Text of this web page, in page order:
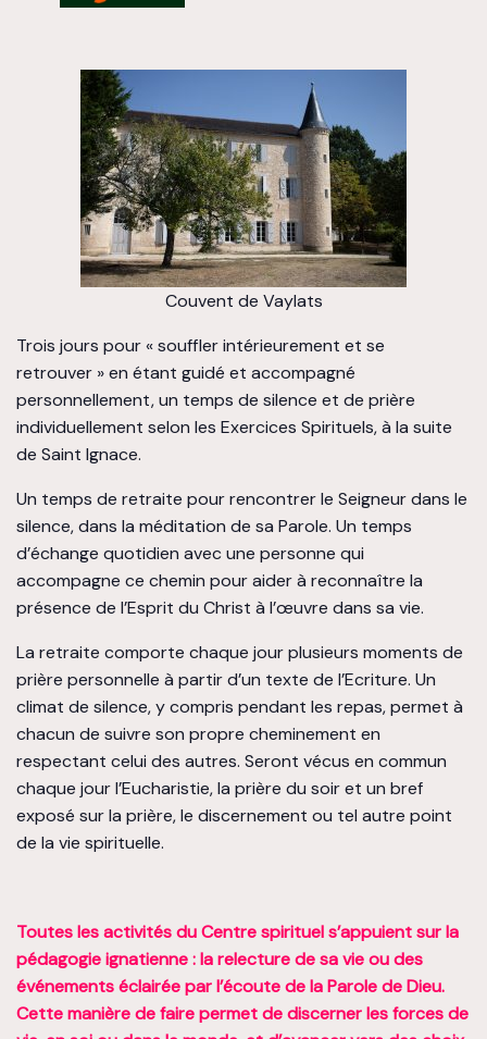
Couvent de Vaylats
Trois jours pour « souffler intérieurement et se
retrouver » en étant guidé et accompagné
personnellement, un temps de silence et de prière
individuellement selon les Exercices Spirituels, à la suite
de Saint Ignace.
Un temps de retraite pour rencontrer le Seigneur dans le
silence, dans la méditation de sa Parole. Un temps
d’échange quotidien avec une personne qui
accompagne ce chemin pour aider à reconnaître la
présence de l’Esprit du Christ à l’œuvre dans sa vie.
La retraite comporte chaque jour plusieurs moments de
prière personnelle à partir d’un texte de l’Ecriture. Un
climat de silence, y compris pendant les repas, permet à
chacun de suivre son propre cheminement en
respectant celui des autres. Seront vécus en commun
chaque jour l’Eucharistie, la prière du soir et un bref
exposé sur la prière, le discernement ou tel autre point
de la vie spirituelle.
Toutes les activités du Centre spirituel s’appuient sur la
pédagogie ignatienne : la relecture de sa vie ou des
événements éclairée par l’écoute de la Parole de Dieu.
Cette manière de faire permet de discerner les forces de